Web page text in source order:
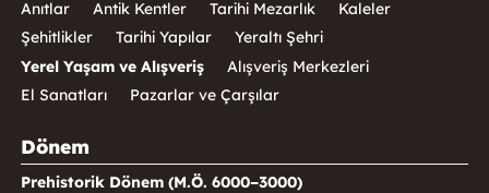
Anıtlar
Antik Kentler Tarihi Mezarlık
Kaleler
Şehitlikler
Tarihi Yapılar
Yeraltı Şehri
Yerel Yaşam ve Alışveriş
Alışveriş Merkezleri
El Sanatları
Pazarlar ve Çarşılar
Dönem
Prehistorik Dönem (M.Ö. 6000–3000)